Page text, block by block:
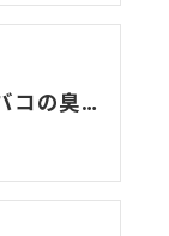
原状回復でタバコの臭いの解消をするには？